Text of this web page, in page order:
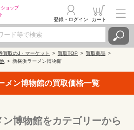
ショップ
登録・ログイン カート
買取のJ・マーケット 買取TOP
買取商品
新横浜ラーメン博物館
メン博物館の買取価格一覧
博物館をカテゴリーから